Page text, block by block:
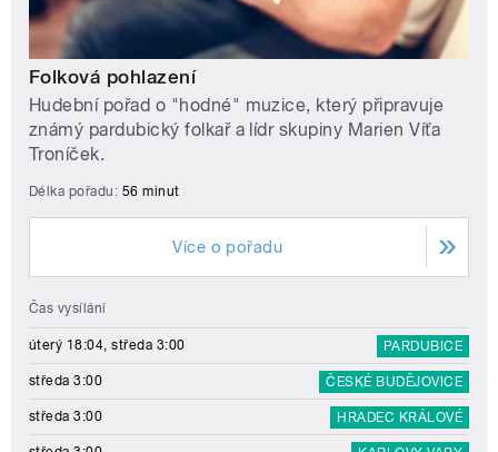
Folková pohlazení
Hudební pořad o "hodné" muzice, který připravuje
známý pardubický folkař a lídr skupiny Marien Víťa
Troníček.
Délka pořadu: 56 minut
Více o pořadu
Čas vysílání
úterý 18:04, středa 3:00 PARDUBICE
středa 3:00 ČESKÉ BUDĚJOVICE
středa 3:00 HRADEC KRÁLOVÉ